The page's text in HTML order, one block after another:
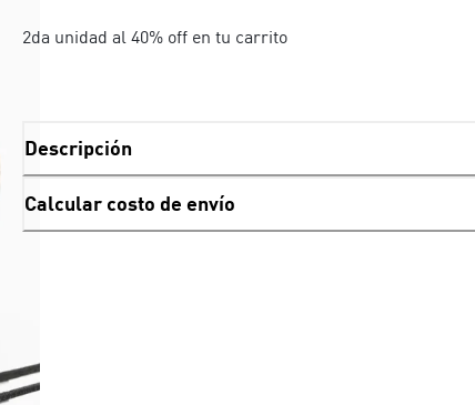
2da unidad al 40% off en tu carrito
Descripción
Calcular costo de envío